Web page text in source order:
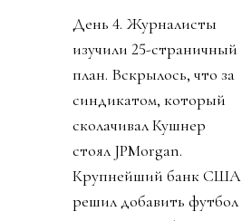
День 4. Журналисты
изучили 25-страничный
план. Вскрылось, что за
синдикатом, который
сколачивал Кушнер
стоял JPMorgan.
Крупнейший банк США
решил добавить футбол